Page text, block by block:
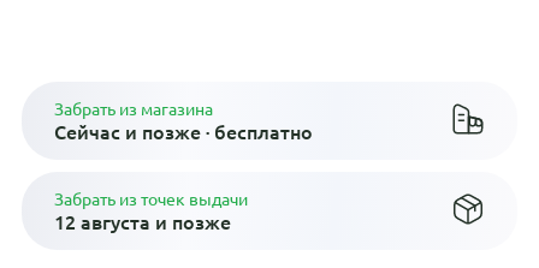
Забрать из магазина
Сейчас и позже · бесплатно
Забрать из точек выдачи
12 августа и позже